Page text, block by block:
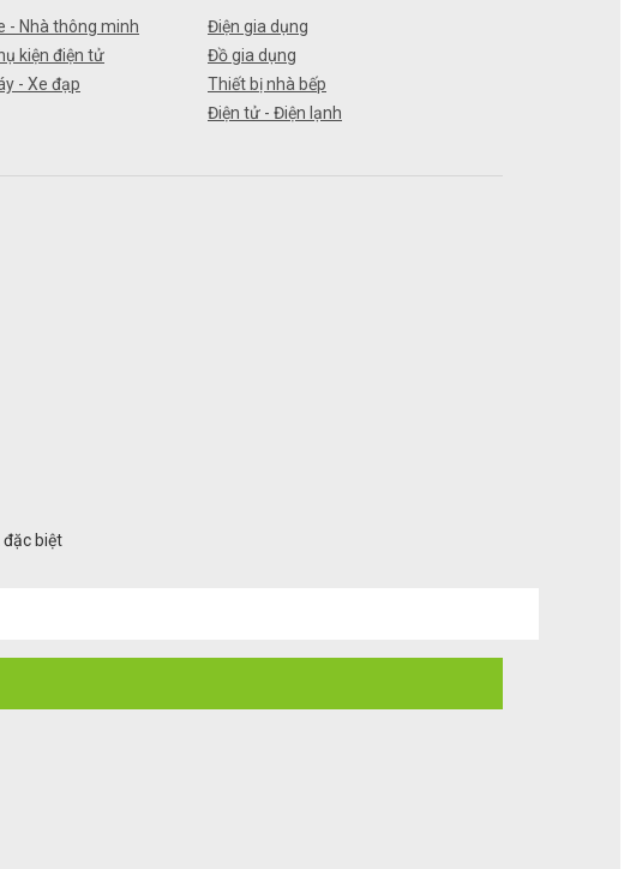
- Nhà thông minh
kiện điện tử
- Xe đạp
Điện gia dụng
Đồ gia dụng
Thiết bị nhà bếp
Điện tử - Điện lạnh
biệt